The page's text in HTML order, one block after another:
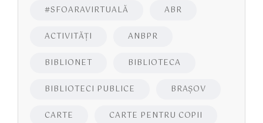
#SFOARAVIRTUALĂ ABR
ACTIVITĂŢI ANBPR
BIBLIONET BIBLIOTECA
BIBLIOTECI PUBLICE BRAŞOV
CARTE CARTE PENTRU COPII